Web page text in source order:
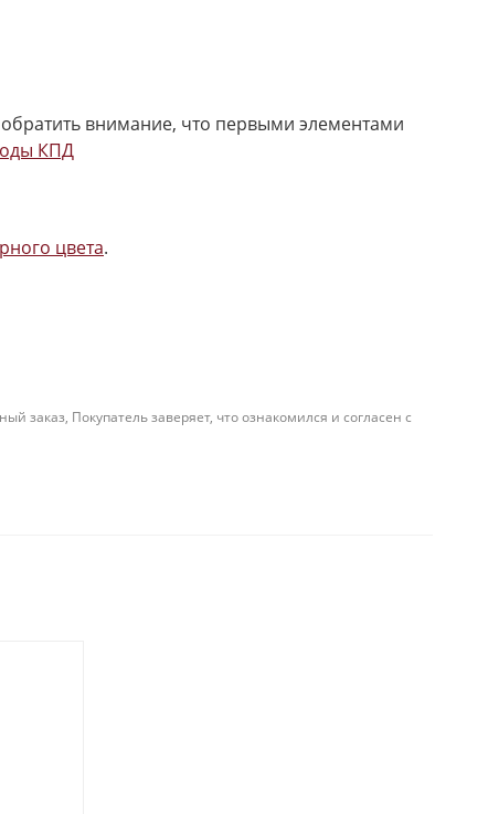
внимание, что первыми элементами
КПД
цвета.
Покупатель заверяет, что ознакомился и согласен с